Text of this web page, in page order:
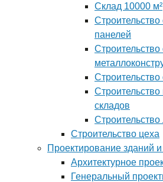
Склад 10000 м²
Строительство
панелей
Строительство
складов
Строительство
Строительство цеха
Проектирование зданий
Архитектурное
Генеральный